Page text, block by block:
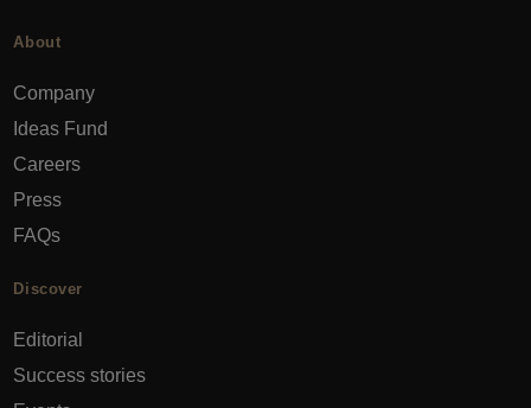
About
Company
Ideas Fund
Careers
Press
FAQs
Discover
Editorial
Success stories